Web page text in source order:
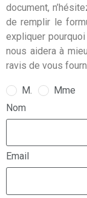
document,
de remplir le
expliquer
nous aidera à
ravis de vous
M.
Mme
Nom
Email